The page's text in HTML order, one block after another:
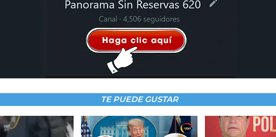
TE PUEDE GUSTAR